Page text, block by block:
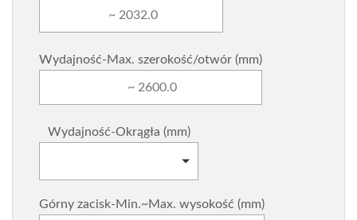
Wydajność-Max. szerokość/otwór (mm)
Wydajność-Okrągła (mm)
Górny zacisk-Min.~Max. wysokość (mm)